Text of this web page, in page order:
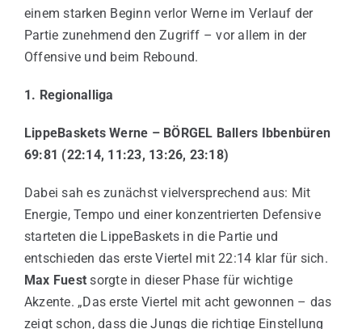
einem starken Beginn verlor Werne im Verlauf der
Partie zunehmend den Zugriff – vor allem in der
Offensive und beim Rebound.
1. Regionalliga
LippeBaskets Werne – BÖRGEL Ballers Ibbenbüren
69:81 (22:14, 11:23, 13:26, 23:18)
Dabei sah es zunächst vielversprechend aus: Mit
Energie, Tempo und einer konzentrierten Defensive
starteten die LippeBaskets in die Partie und
entschieden das erste Viertel mit 22:14 klar für sich.
Max Fuest sorgte in dieser Phase für wichtige
Akzente. „Das erste Viertel mit acht gewonnen – das
zeigt schon, dass die Jungs die richtige Einstellung